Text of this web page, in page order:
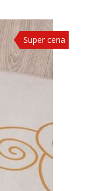
Super cena
Super cena
Super cena